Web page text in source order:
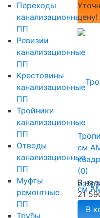
Переходы
канализационные
ПП
Ревизии
канализационные
ПП
Крестовины
канализационные
ПП
Тройники
канализационные
ПП
Отводы
канализационные
ПП
Муфты
ремонтные
ПП
Трубы
цену!
см
(0)
В
21
В